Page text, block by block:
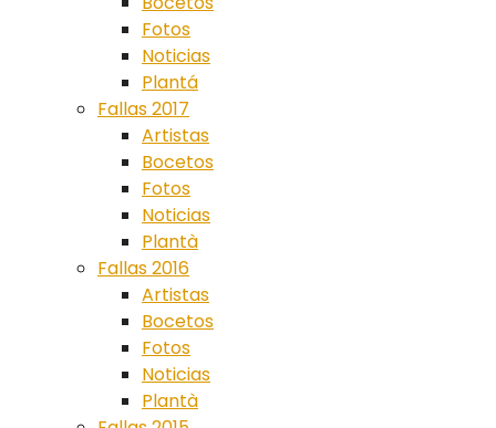
Fotos
Noticias
Plantá
Fallas 2017
Artistas
Bocetos
Fotos
Noticias
Plantà
Fallas 2016
Artistas
Bocetos
Fotos
Noticias
Plantà